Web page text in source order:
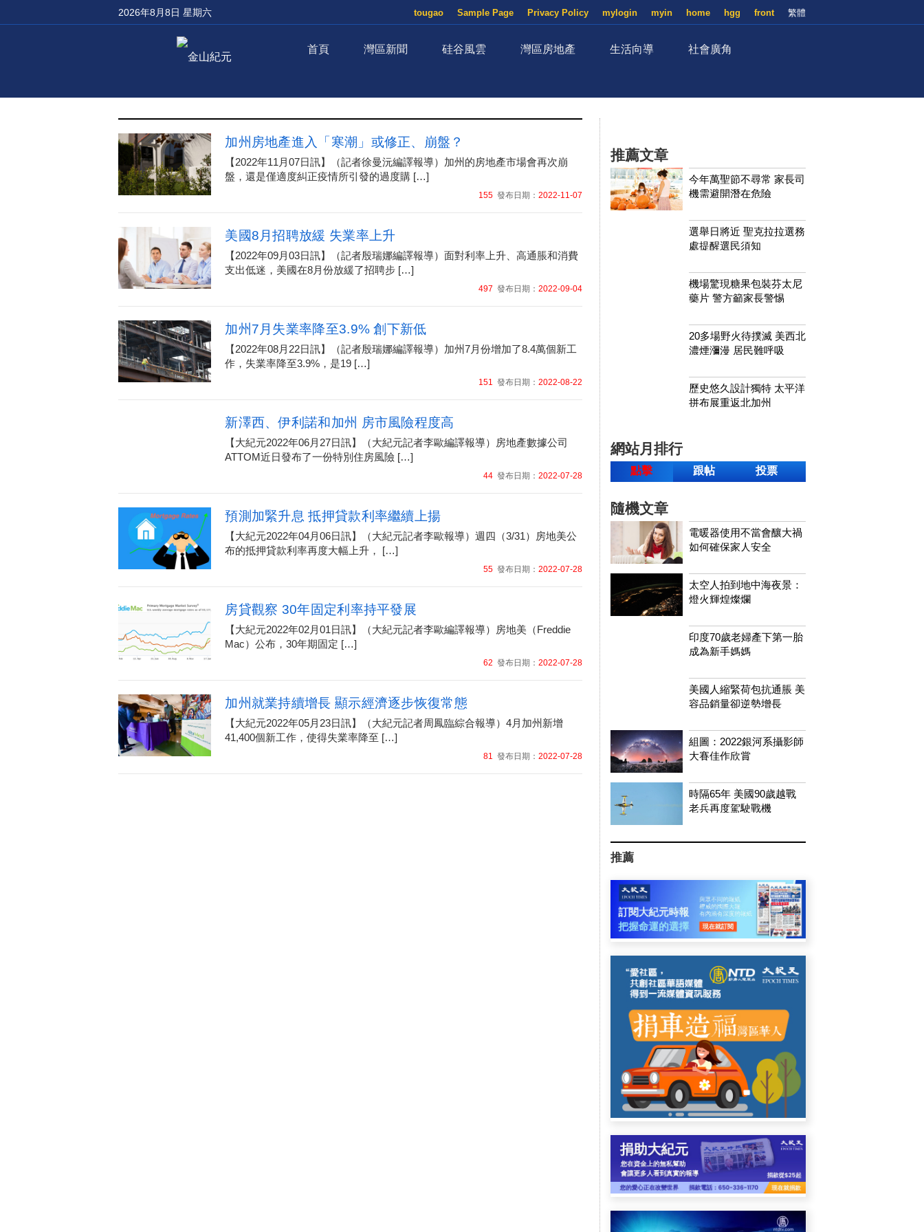
2026年8月8日 星期六 繁體
front
hgg
home
myin
mylogin
Privacy Policy
Sample Page
tougao
首頁 灣區新聞 硅谷風雲 灣區房地產 生活向導 社會廣角
加州房地產進入「寒潮」或修正、崩盤？
【2022年11月07日訊】（記者徐曼沅編譯報導）加州的房地產市場會再次崩
盤，還是僅適度糾正疫情所引發的過度購 […]
155 發布日期： 2022-11-07
美國8月招聘放緩 失業率上升
【2022年09月03日訊】（記者殷瑞娜編譯報導）面對利率上升、高通脹和消費
支出低迷，美國在8月份放緩了招聘步 […]
497 發布日期： 2022-09-04
加州7月失業率降至3.9% 創下新低
【2022年08月22日訊】（記者殷瑞娜編譯報導）加州7月份增加了8.4萬個新工
作，失業率降至3.9%，是19 […]
151 發布日期： 2022-08-22
新澤西、伊利諾和加州 房市風險程度高
【大紀元2022年06月27日訊】（大紀元記者李歐編譯報導）房地產數據公司
ATTOM近日發布了一份特別住房風險 […]
44 發布日期： 2022-07-28
預測加緊升息 抵押貸款利率繼續上揚
【大紀元2022年04月06日訊】（大紀元記者李歐報導）週四（3/31）房地美公
布的抵押貸款利率再度大幅上升， […]
55 發布日期： 2022-07-28
房貸觀察 30年固定利率持平發展
【大紀元2022年02月01日訊】（大紀元記者李歐編譯報導）房地美（Freddie
Mac）公布，30年期固定 […]
62 發布日期： 2022-07-28
加州就業持續增長 顯示經濟逐步恢復常態
【大紀元2022年05月23日訊】（大紀元記者周鳳臨綜合報導）4月加州新增
41,400個新工作，使得失業率降至 […]
81 發布日期： 2022-07-28
推薦文章
今年萬聖節不尋常 家長司
機需避開潛在危險
選舉日將近 聖克拉拉選務
處提醒選民須知
機場驚現糖果包裝芬太尼
藥片 警方籲家長警惕
20多場野火待撲滅 美西北
濃煙瀰漫 居民難呼吸
歷史悠久設計獨特 太平洋
拼布展重返北加州
網站月排行
點擊 跟帖 投票
隨機文章
電暖器使用不當會釀大禍
如何確保家人安全
太空人拍到地中海夜景：
燈火輝煌燦爛
印度70歲老婦產下第一胎
成為新手媽媽
美國人縮緊荷包抗通脹 美
容品銷量卻逆勢增長
組圖：2022銀河系攝影師
大賽佳作欣賞
時隔65年 美國90歲越戰
老兵再度駕駛戰機
推薦